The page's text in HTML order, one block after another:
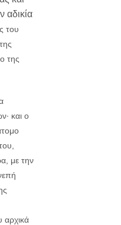
αδικία
του
της
και ο
με την